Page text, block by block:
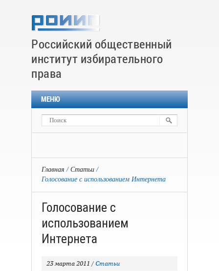
Российский общественный
институт избирательного
права
МЕНЮ
Главная
Статьи
Голосование с использованием Интернета
Голосование с
использованием
Интернета
23 марта 2011 / Статьи